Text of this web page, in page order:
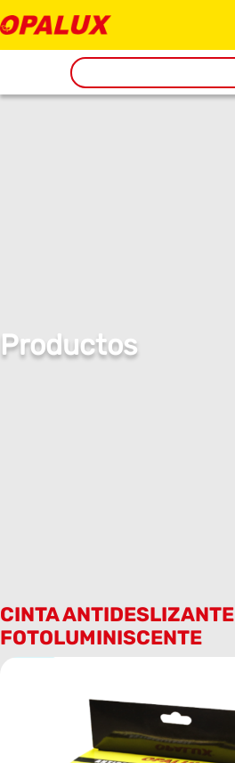
Productos
CINTA ANTIDESLIZANTE
FOTOLUMINISCENTE